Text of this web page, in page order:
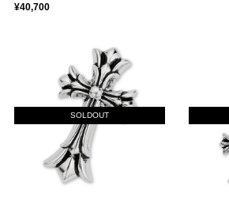
¥40,700
SOLDOUT